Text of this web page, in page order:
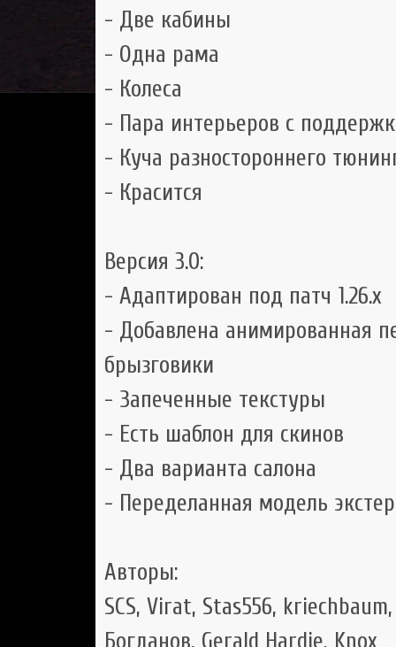
- Две кабины
- Одна рама
- Колеса
- Пара интерьеров с
- Куча разностороннего
- Красится
Версия 3.0:
- Адаптирован под патч 1.26.х
- Добавлена анимированная
брызговики
- Запеченные текстуры
- Есть шаблон для скинов
- Два варианта салона
- Переделанная модель
Авторы:
SCS, Virat, Stas556,
Богданов, Gerald Hardie, Knox